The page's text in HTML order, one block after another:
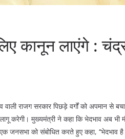
कानून लाएंगे :
राजग सरकार पिछड़े वर्गों को अपमान से
लागू करेगी। मुख्यमंत्री ने कहा कि भेदभाव अब
को संबोधित करते हुए कहा, ‘‘भेदभाव